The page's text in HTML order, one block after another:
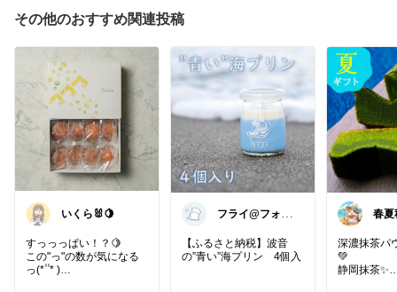
その他のおすすめ関連投稿
いくら🐰🍋
すっっっぱい！？🍋
この"っ"の数が気になる
っ(* ॑ ॑* )
フライ@フォロ
します
【ふるさと納税】波音
の”青い”海プリン 4個入
春夏
ぴ🐾
深濃抹茶パ
💚
静岡抹茶✨️